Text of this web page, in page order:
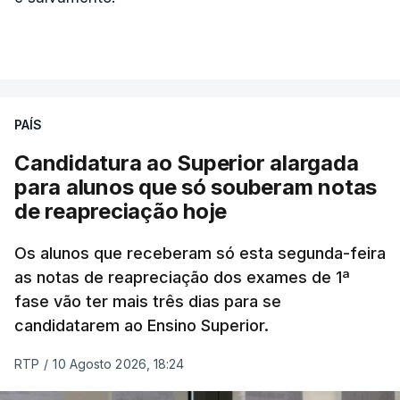
Na cidade de Cali, pelo menos 20 prédios
desabaram, com várias pessoas presas nos
escombros, disse o autarca Alejandro Eder à
agência Reuters.
"Por enquanto, temos pelo menos 20 estruturas
Alejandro Eder à rádio X, acrescentando que pediu
ajuda aos autarcas de Bogotá e de Medellín, a
PAÍS
Candidatura ao Superior alargada
para alunos que só souberam notas
de reapreciação hoje
Os alunos que receberam só esta segunda-feira
as notas de reapreciação dos exames de 1ª
fase vão ter mais três dias para se
candidatarem ao Ensino Superior.
RTP / 10 Agosto 2026, 18:24